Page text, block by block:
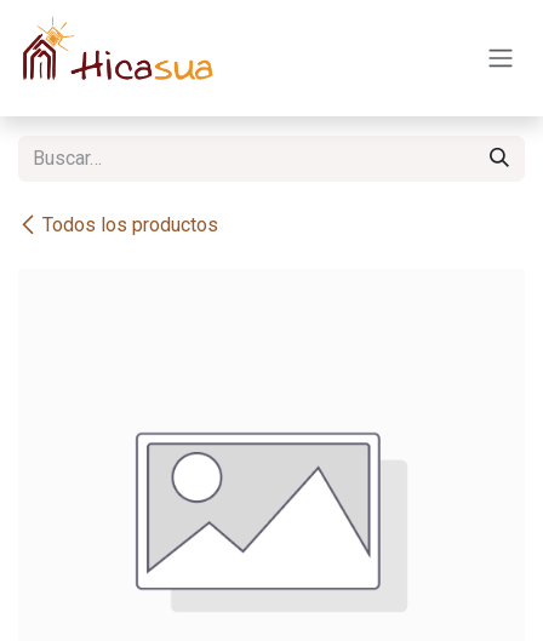
Ir al contenido
Todos los productos